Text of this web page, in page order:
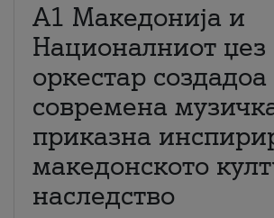
А1 Македонија и
Националниот џез
оркестар создадоа
современа
приказна
македонското
наследство